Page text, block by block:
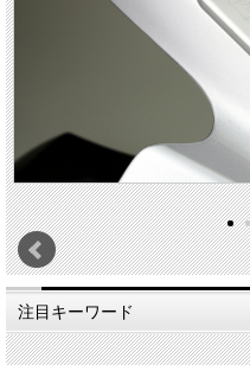
注目キーワード